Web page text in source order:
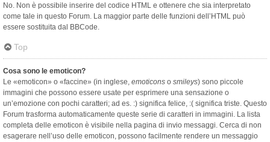
No. Non è possibile inserire del codice HTML e ottenere che sia interpretato
come tale in questo Forum. La maggior parte delle funzioni dell’HTML può
essere sostituita dal BBCode.
Top
Cosa sono le emoticon?
Le «emoticon» o «faccine» (in inglese, emoticons o smileys) sono piccole
immagini che possono essere usate per esprimere una sensazione o
un’emozione con pochi caratteri; ad es. :) significa felice, :( significa triste. Questo
Forum trasforma automaticamente queste serie di caratteri in immagini. La lista
completa delle emoticon è visibile nella pagina di invio messaggi. Cerca di non
esagerare nell’uso delle emoticon, possono facilmente rendere un messaggio